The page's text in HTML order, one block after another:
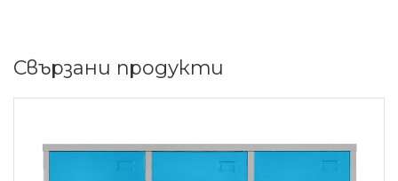
Свързани продукти